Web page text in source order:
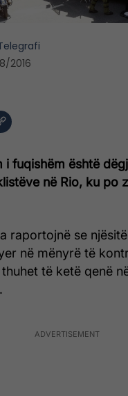
i fuqishëm është
në Rio, ku po
raportojnë se
në mënyrë të
të ketë qenë
2016